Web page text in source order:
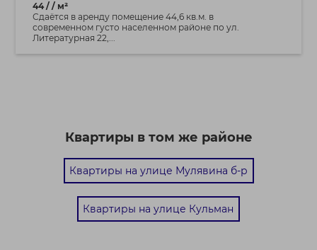
44 / / м²
Сдаётся в аренду помещение 44,6 кв.м. в
современном густо населенном районе по ул.
Литературная 22,...
Квартиры в том же районе
Квартиры на улице Мулявина б-р
Квартиры на улице Кульман